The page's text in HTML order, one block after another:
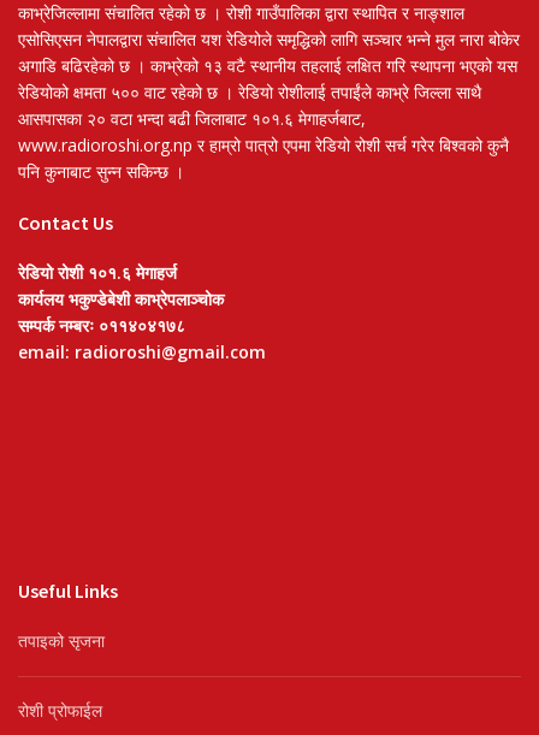
काभ्रेजिल्लामा संचालित रहेको छ । रोशी गाउँपालिका द्वारा स्थापित र नाङ्शाल
एसोसिएसन नेपालद्वारा संचालित यश रेडियोले समृद्धिको लागि सञ्चार भन्ने मुल नारा बोकेर
अगाडि बढिरहेको छ । काभ्रेको १३ वटै स्थानीय तहलाई लक्षित गरि स्थापना भएको यस
रेडियोको क्षमता ५०० वाट रहेको छ । रेडियो रोशीलाई तपाईंले काभ्रे जिल्ला साथै
आसपासका २० वटा भन्दा बढी जिलाबाट १०१.६ मेगाहर्जबाट,
www.radioroshi.org.np र हाम्रो पात्रो एपमा रेडियो रोशी सर्च गरेर बिश्वको कुनै
पनि कुनाबाट सुन्न सकिन्छ ।
Contact Us
रेडियो रोशी १०१.६ मेगाहर्ज
कार्यलय भकुण्डेबेशी काभ्रेपलाञ्चोक
सम्पर्क नम्बरः ०११४०४१७८
email: radioroshi@gmail.com
Useful Links
तपाइको सृजना
रोशी प्रोफाईल